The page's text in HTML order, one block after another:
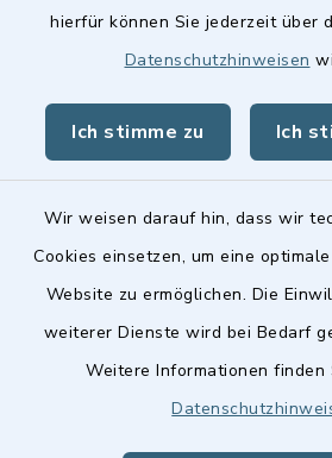
hierfür können Sie jederzeit über
Datenschutzhinweisen
Ich stimme zu Ich
Wir weisen darauf hin, dass wir
Cookies einsetzen, um eine
Website zu ermöglichen. Die
weiterer Dienste wird bei Bedarf
Weitere Informationen finden
Stellenangebote
Landkreis Fürth